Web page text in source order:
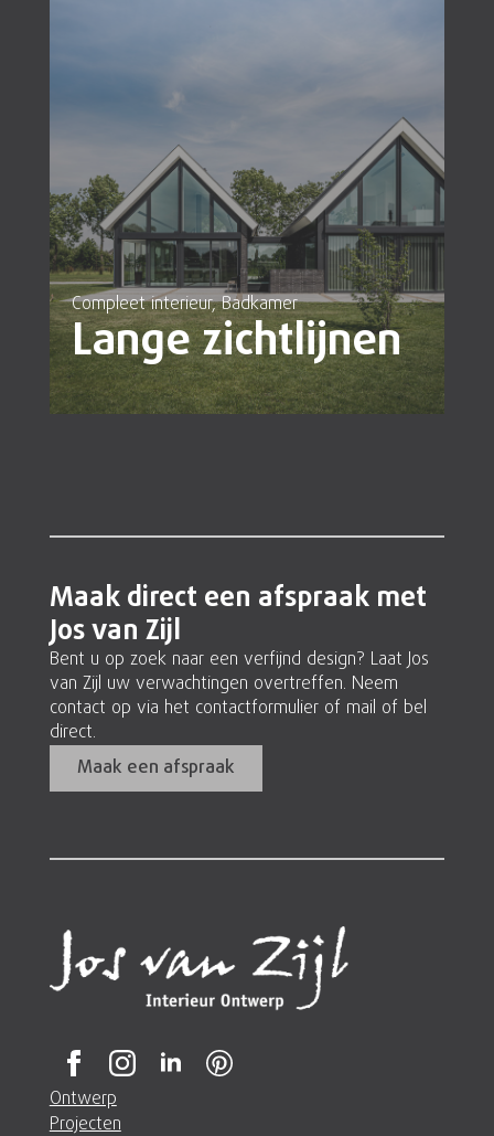
Compleet interieur, Badkamer
Lange zichtlijnen
Maak direct een afspraak met
Jos van Zijl
Bent u op zoek naar een verfijnd design? Laat Jos
van Zijl uw verwachtingen overtreffen. Neem
contact op via het contactformulier of mail of bel
direct.
Maak een afspraak
Ontwerp
Projecten